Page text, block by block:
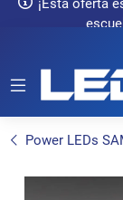
¡Esta oferta
Power LEDs